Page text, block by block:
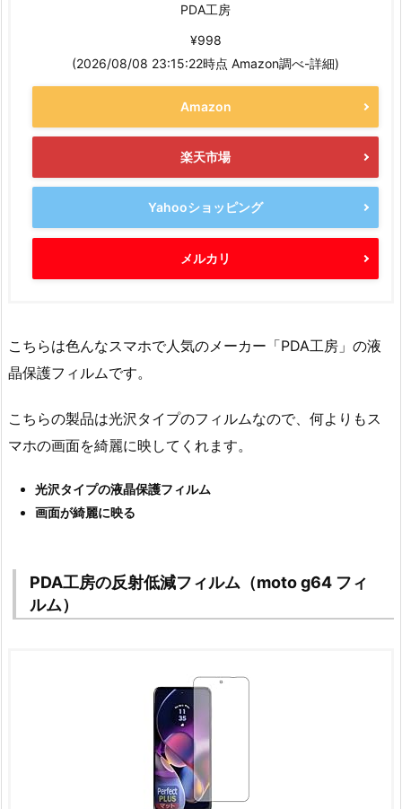
PDA工房
¥998
(2026/08/08 23:15:22時点 Amazon調べ-詳細)
Amazon
楽天市場
Yahooショッピング
メルカリ
こちらは色んなスマホで人気のメーカー「PDA工房」の液
晶保護フィルムです。
こちらの製品は光沢タイプのフィルムなので、何よりもス
マホの画面を綺麗に映してくれます。
光沢タイプの液晶保護フィルム
画面が綺麗に映る
PDA工房の反射低減フィルム（moto g64 フィ
ルム）